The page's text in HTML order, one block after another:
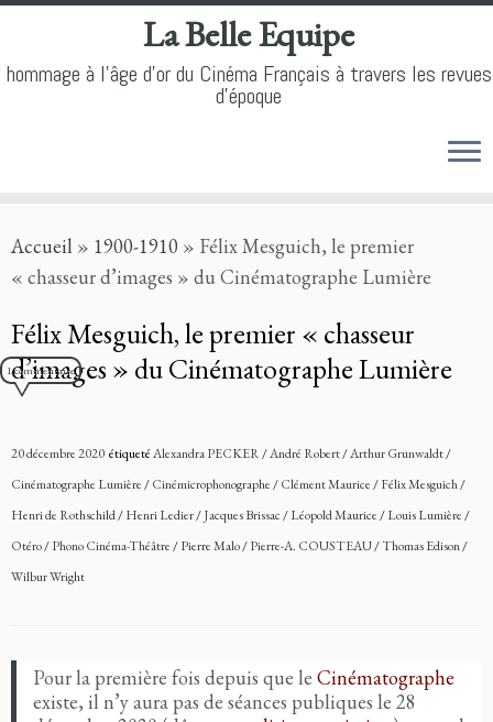
to
content
La Belle Equipe
hommage à l'âge d'or du Cinéma Français à travers les revues
d'époque
Accueil » 1900-1910 » Félix Mesguich, le premier
« chasseur d’images » du Cinématographe Lumière
Félix Mesguich, le premier « chasseur
d’images » du Cinématographe Lumière
1 commentaire
20 décembre 2020 étiquetéAlexandra PECKER/André Robert/Arthur Grunwaldt/
Cinématographe Lumière/Cinémicrophonographe/Clément Maurice/Félix Mesguich/
Henri de Rothschild/Henri Ledier/Jacques Brissac/Léopold Maurice/Louis Lumière/
Otéro/Phono Cinéma-Théâtre/Pierre Malo/Pierre-A. COUSTEAU/Thomas Edison/
Wilbur Wright
Pour la première fois depuis que le Cinématographe
existe, il n’y aura pas de séances publiques le 28